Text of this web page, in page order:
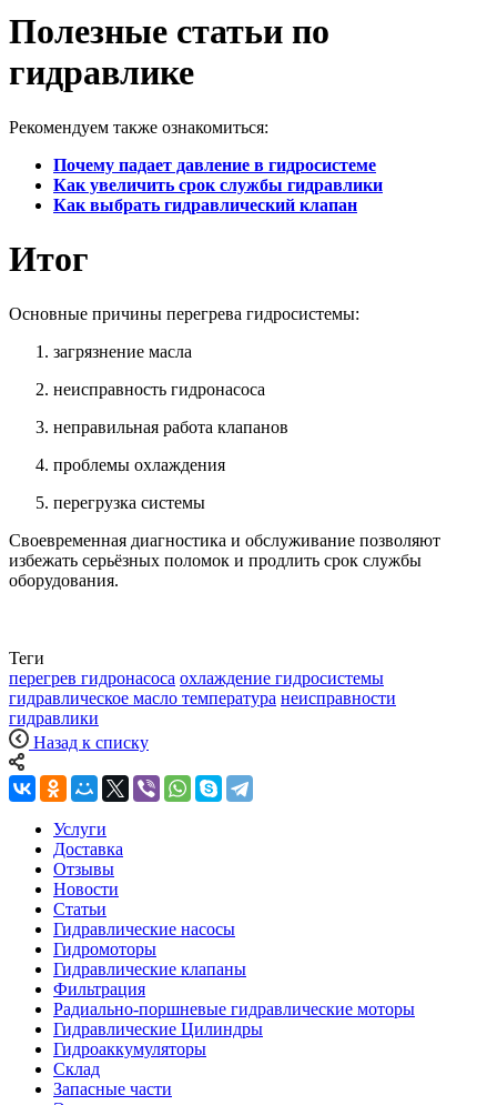
Полезные статьи по
гидравлике
Рекомендуем также ознакомиться:
Почему падает давление в гидросистеме
Как увеличить срок службы гидравлики
Как выбрать гидравлический клапан
Итог
Основные причины перегрева гидросистемы:
загрязнение масла
неисправность гидронасоса
неправильная работа клапанов
проблемы охлаждения
перегрузка системы
Своевременная диагностика и обслуживание позволяют
избежать серьёзных поломок и продлить срок службы
оборудования.
Теги
перегрев гидронасоса охлаждение гидросистемы
гидравлическое масло температура неисправности
гидравлики
Назад к списку
Услуги
Доставка
Отзывы
Новости
Статьи
Гидравлические насосы
Гидромоторы
Гидравлические клапаны
Фильтрация
Радиально-поршневые гидравлические моторы
Гидравлические Цилиндры
Гидроаккумуляторы
Склад
Запасные части